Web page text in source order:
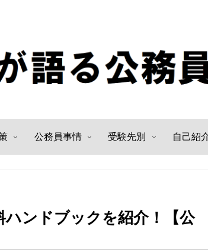
公務員事情 受験先別 自己紹
ンドブックを紹介！【公